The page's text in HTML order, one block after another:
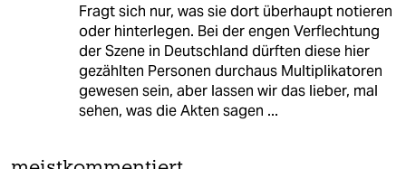
Fragt sich nur, was sie dort überhaupt notieren
oder hinterlegen. Bei der engen Verflechtung
der Szene in Deutschland dürften diese hier
gezählten Personen durchaus Multiplikatoren
gewesen sein, aber lassen wir das lieber, mal
sehen, was die Akten sagen ...